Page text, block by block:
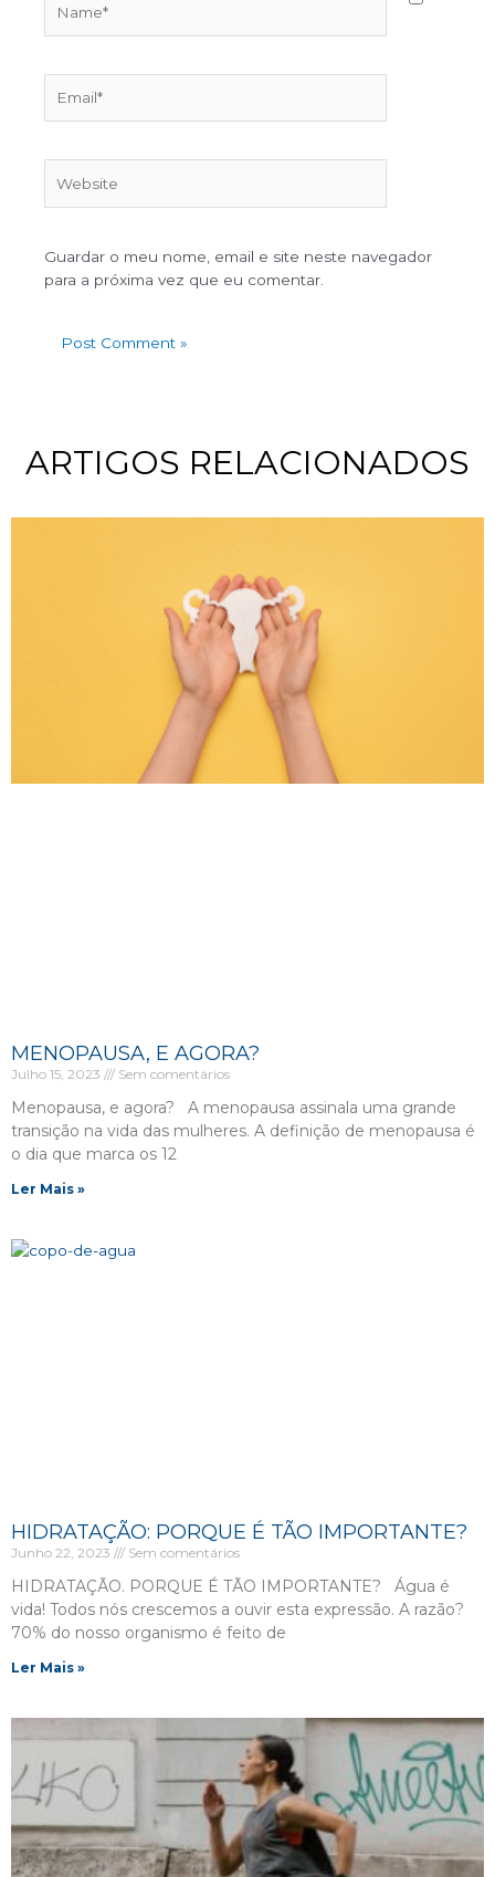
Guardar o meu nome, email e site neste navegador
para a próxima vez que eu comentar.
ARTIGOS RELACIONADOS
MENOPAUSA, E AGORA?
Julho 15, 2023 Sem comentários
Menopausa, e agora? A menopausa assinala uma grande
transição na vida das mulheres. A definição de menopausa é
o dia que marca os 12
Ler Mais »
HIDRATAÇÃO: PORQUE É TÃO IMPORTANTE?
Junho 22, 2023 Sem comentários
HIDRATAÇÃO. PORQUE É TÃO IMPORTANTE? Água é
vida! Todos nós crescemos a ouvir esta expressão. A razão?
70% do nosso organismo é feito de
Ler Mais »